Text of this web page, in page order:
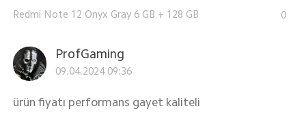
Redmi Note 12 Onyx Gray 6 GB + 128 GB 0
ProfGaming
09.04.2024 09:36
ürün fiyatı performans gayet kaliteli